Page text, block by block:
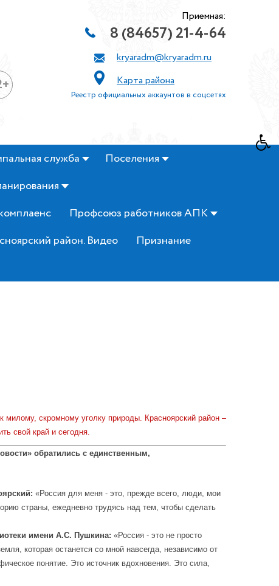
Приемная:
8 (84657) 21-4-64
kryaradm@kryaradm.ru
Карта района
Реестр официальных аккаунтов в соцсетях
служба
Поселения
Профсоюз работников АПК
район. Видео
Признание
скромному уголку природы. Красноярский район –
свой край и сегодня.
обратились с единственным,
«Россия для меня - это, прежде всего, люди, мои
страны, ежедневно трудясь над тем, чтобы сделать
имени А.С. Пушкина: «Россия - это не просто
которая останется со мной навсегда, независимо от
понятие. Это источник вдохновения. Это сила,